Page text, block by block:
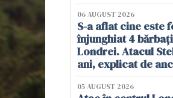
06 AUGUST 2026
S-a aflat cine este
înjunghiat 4
Londrei. Atacul
ani, explicat de
05 AUGUST 2026